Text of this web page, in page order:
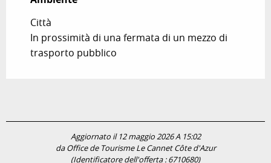
Città
In prossimità di una fermata di un mezzo di
trasporto pubblico
Aggiornato il 12 maggio 2026 A 15:02
da Office de Tourisme Le Cannet Côte d'Azur
(Identificatore dell'offerta :6710680)